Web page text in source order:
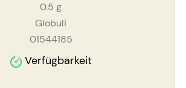
0.5 g
Globuli
01544185
Verfügbarkeit